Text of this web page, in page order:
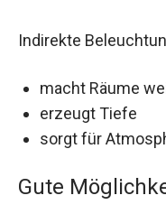
Indirekte
macht Räume
erzeugt Tiefe
sorgt für
Gute